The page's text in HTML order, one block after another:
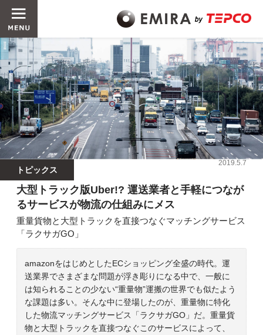
トピックス
2019.5.7
大型トラック版Uber!? 運送業者と手軽につなが
るサービスが物流の仕組みにメス
重量貨物と大型トラックを直接つなぐマッチングサービス
「ラクサガGO」
amazonをはじめとしたECショッピング全盛の時代。運
送業界でさまざまな問題が浮き彫りになる中で、一般に
は知られることの少ない“重量物”運搬の世界でも似たよう
な課題は多い。そんな中に登場したのが、重量物に特化
した物流マッチングサービス「ラクサガGO」だ。重量貨
物と大型トラックを直接つなぐこのサービスによって、